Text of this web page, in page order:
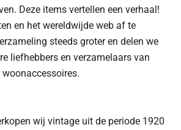
Deze items vertellen een verhaal!
en het wereldwijde web af te
steeds groter en delen we
liefhebbers en verzamelaars van
wij vintage uit de periode 1920